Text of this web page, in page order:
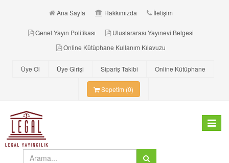
Ana Sayfa Hakkımızda İletişim
Genel Yayın Politikası
Uluslararası Yayınevi Belgesi
Online Kütüphane Kullanım Kılavuzu
Üye Ol Üye Girişi Sipariş Takibi Online Kütüphane
Sepetim (0)
Toggle